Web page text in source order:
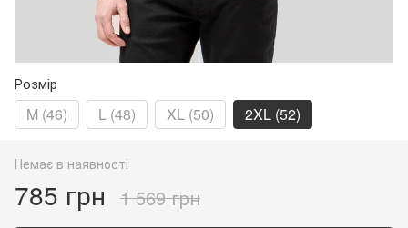
Розмір
M (46) L (48) XL (50) 2XL (52)
Немає в наявності
785 грн 1 569 грн